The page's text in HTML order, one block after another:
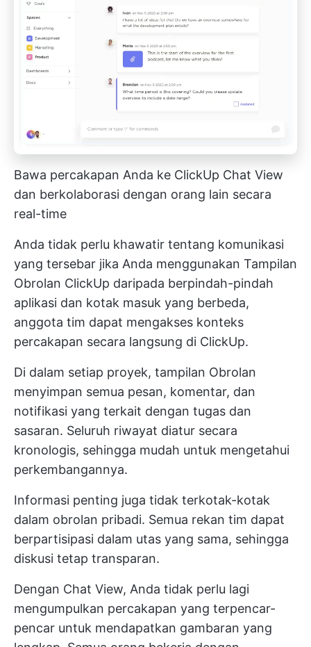
Bawa percakapan Anda ke ClickUp Chat View
dan berkolaborasi dengan orang lain secara
real-time
Anda tidak perlu khawatir tentang komunikasi
yang tersebar jika Anda menggunakan Tampilan
Obrolan ClickUp daripada berpindah-pindah
aplikasi dan kotak masuk yang berbeda,
anggota tim dapat mengakses konteks
percakapan secara langsung di ClickUp.
Di dalam setiap proyek, tampilan Obrolan
menyimpan semua pesan, komentar, dan
notifikasi yang terkait dengan tugas dan
sasaran. Seluruh riwayat diatur secara
kronologis, sehingga mudah untuk mengetahui
perkembangannya.
Informasi penting juga tidak terkotak-kotak
dalam obrolan pribadi. Semua rekan tim dapat
berpartisipasi dalam utas yang sama, sehingga
diskusi tetap transparan.
Dengan Chat View, Anda tidak perlu lagi
mengumpulkan percakapan yang terpencar-
pencar untuk mendapatkan gambaran yang